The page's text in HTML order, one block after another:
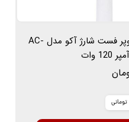
کابل تبدیل USB به Lightning سوپر فست شارژ آکو مدل AC-